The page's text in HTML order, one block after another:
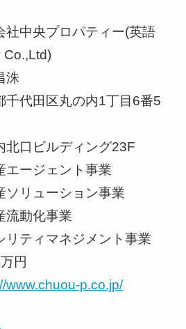
中央プロパティー(英語
Co.,Ltd)
洙
代田区丸の内1丁目6番5
ルディング23F
ージェント事業
ーション事業
化事業
ネジメント事業
円
www.chuou-p.co.jp/